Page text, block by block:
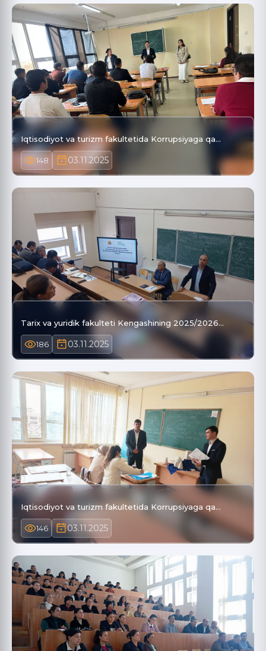
Iqtisodiyot va turizm fakultetida Korrupsiyaga qa…
148 03.11.2025
Tarix va yuridik fakulteti Kengashining 2025/2026…
186 03.11.2025
Iqtisodiyot va turizm fakultetida Korrupsiyaga qa…
146 03.11.2025